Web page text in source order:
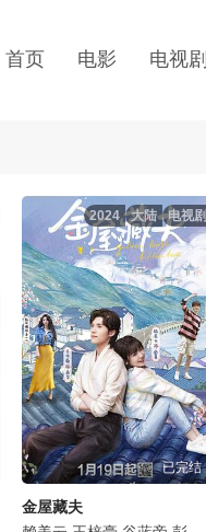
首页 电影 电视剧
电视剧
大陆
2024
已完结
金屋藏夫